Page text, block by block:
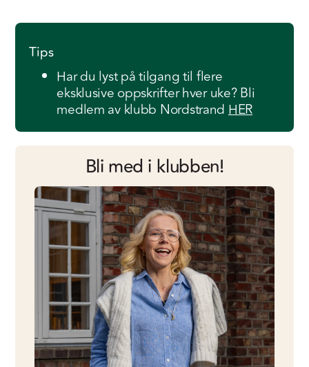
Tips
Har du lyst på tilgang til flere
eksklusive oppskrifter hver uke? Bli
medlem av klubb NordstrandHER
Bli med i klubben!